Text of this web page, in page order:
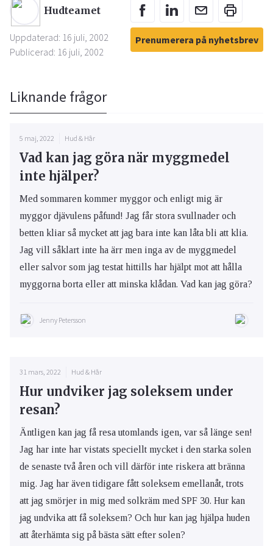
Hudteamet
Uppdaterad: 16 juli, 2002
Publicerad: 16 juli, 2002
Prenumerera på nyhetsbrev
Liknande frågor
5 maj, 2022 Hud & Hår
Vad kan jag göra när myggmedel
inte hjälper?
Med sommaren kommer myggor och enligt mig är
myggor djävulens påfund! Jag får stora svullnader och
betten kliar så mycket att jag bara inte kan låta bli att klia.
Jag vill såklart inte ha ärr men inga av de myggmedel
eller salvor som jag testat hittills har hjälpt mot att hålla
myggorna borta eller att minska klådan. Vad kan jag göra?
Jenny Petersson
31 mars, 2022 Hud & Hår
Hur undviker jag soleksem under
resan?
Äntligen kan jag få resa utomlands igen, var så länge sen!
Jag har inte har vistats speciellt mycket i den starka solen
de senaste två åren och vill därför inte riskera att bränna
mig. Jag har även tidigare fått soleksem emellanåt, trots
att jag smörjer in mig med solkräm med SPF 30. Hur kan
jag undvika att få soleksem? Och hur kan jag hjälpa huden
att återhämta sig på bästa sätt efter solen?